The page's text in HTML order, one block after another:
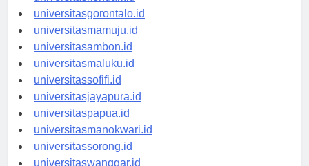
universitaskendari.id
universitasgorontalo.id
universitasmamuju.id
universitasambon.id
universitasmaluku.id
universitassofifi.id
universitasjayapura.id
universitaspapua.id
universitasmanokwari.id
universitassorong.id